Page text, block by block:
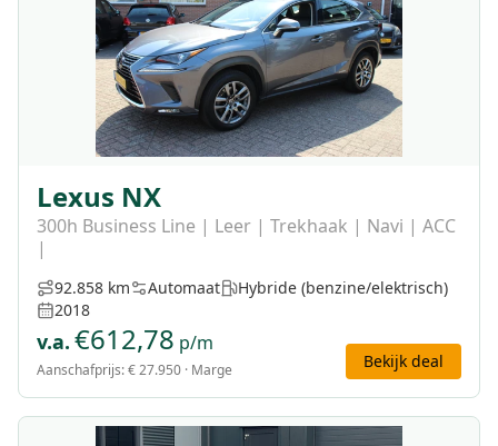
Lexus NX
300h Business Line | Leer | Trekhaak | Navi | ACC
|
92.858 km
2018
Automaat Hybride (benzine/elektrisch)
v.a. €612,78 p/m
Aanschafprijs:€ 27.950 · Marge Bekijk deal